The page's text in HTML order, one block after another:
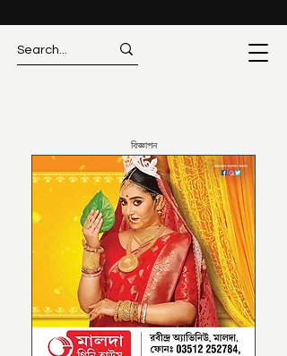
বিজ্ঞাপন